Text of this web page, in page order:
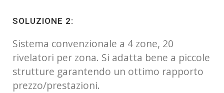
SOLUZIONE 2:
Sistema convenzionale a 4 zone, 20
rivelatori per zona. Si adatta bene a piccole
strutture garantendo un ottimo rapporto
prezzo/prestazioni.